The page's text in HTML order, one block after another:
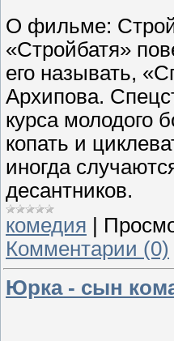
О фильме:
«Стройбатя»
его называть,
Архипова.
курса молодого
копать и
иногда
десантников.
комедия
Комментарии (0)
Юрка - сын